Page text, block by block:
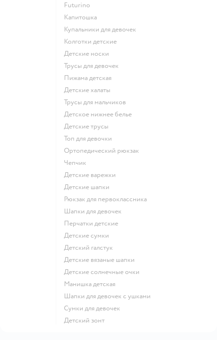
Futurino
Капитошка
Купальники для девочек
Колготки детские
Детские носки
Трусы для девочек
Пижама детская
Детские халаты
Трусы для мальчиков
Детское нижнее белье
Детские трусы
Топ для девочки
Ортопедический рюкзак
Чепчик
Детские варежки
Детские шапки
Рюкзак для первоклассника
Шапки для девочек
Перчатки детские
Детские сумки
Детский галстук
Детские вязаные шапки
Детские солнечные очки
Манишка детская
Шапки для девочек с ушками
Сумки для девочек
Детский зонт